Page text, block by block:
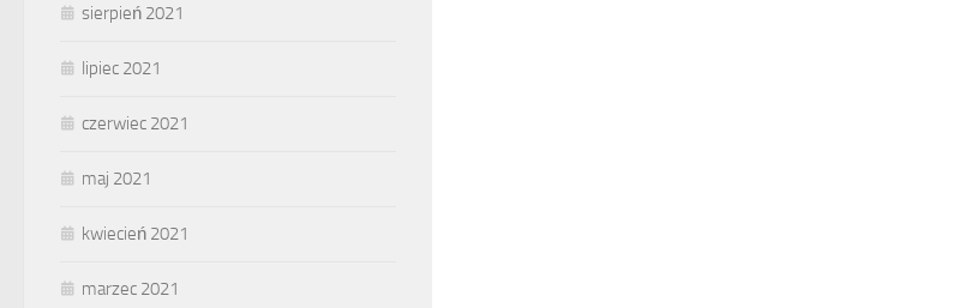
sierpień 2021
lipiec 2021
czerwiec 2021
maj 2021
kwiecień 2021
marzec 2021